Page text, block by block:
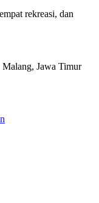
rekreasi, dan
Jawa Timur